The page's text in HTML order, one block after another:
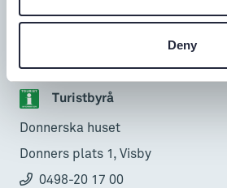
Deny
Turistbyrå
Donnerska huset
Donners plats 1, Visby
0498-20 17 00